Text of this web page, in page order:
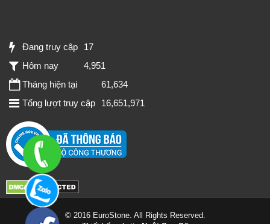
Đang truy cập
17
Hôm nay
4,951
Tháng hiện tại
61,634
Tổng lượt truy cập
16,651,971
© 2016 EuroStone. All Rights Reserved.